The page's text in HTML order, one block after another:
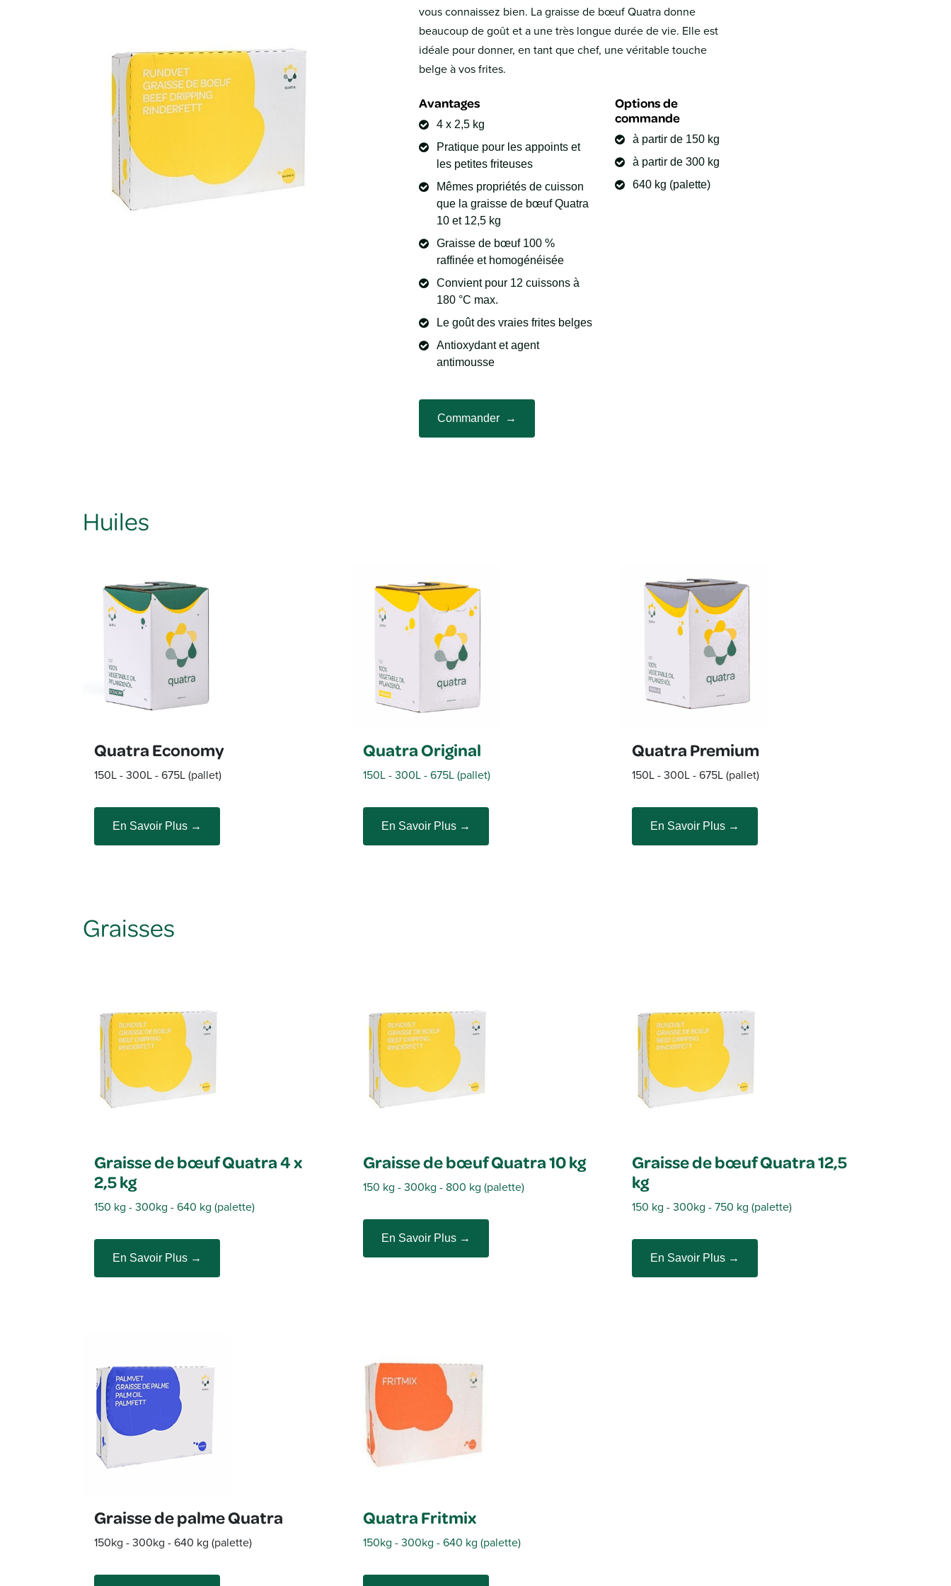
vous connaissez bien. La graisse de bœuf Quatra donne
beaucoup de goût et a une très longue durée de vie. Elle est
idéale pour donner, en tant que chef, une véritable touche
belge à vos frites.
Avantages
4 x 2,5 kg
Pratique pour les appoints et
les petites friteuses
Mêmes propriétés de cuisson
que la graisse de bœuf Quatra
10 et 12,5 kg
Graisse de bœuf 100 %
raffinée et homogénéisée
Convient pour 12 cuissons à
180 °C max.
Le goût des vraies frites belges
Antioxydant et agent
antimousse
Options de
commande
à partir de 150 kg
à partir de 300 kg
640 kg (palette)
Commander →
Huiles
Quatra Economy
150L - 300L - 675L (pallet)
En Savoir Plus →
Quatra Original
150L - 300L - 675L (pallet)
En Savoir Plus →
Quatra Premium
150L - 300L - 675L(pallet)
En Savoir Plus →
Graisses
Graisse de bœuf Quatra 4 x
2,5 kg
150 kg - 300kg - 640 kg (palette)
En Savoir Plus →
Graisse de bœuf Quatra 10 kg
150 kg - 300kg - 800 kg (palette)
En Savoir Plus →
Graisse de bœuf Quatra 12,5
kg
150 kg - 300kg - 750 kg (palette)
En Savoir Plus →
Graisse de palme Quatra
150kg - 300kg - 640 kg (palette)
Quatra Fritmix
150kg - 300kg - 640 kg (palette)